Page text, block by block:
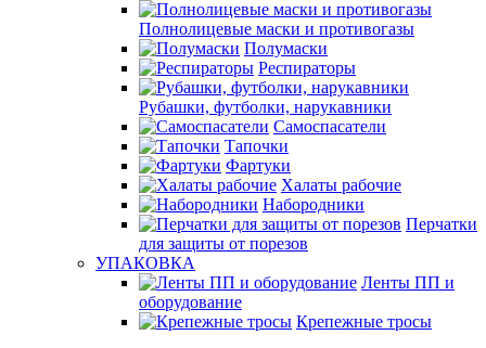
Полнолицевые маски и противогазы
Полумаски
Респираторы
Рубашки, футболки, нарукавники
Самоспасатели
Тапочки
Фартуки
Халаты рабочие
Набородники
Перчатки
для защиты от порезов
УПАКОВКА
Ленты ПП и
оборудование
Крепежные тросы